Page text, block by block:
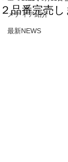
メディア紹介
最新NEWS
２品番完売し